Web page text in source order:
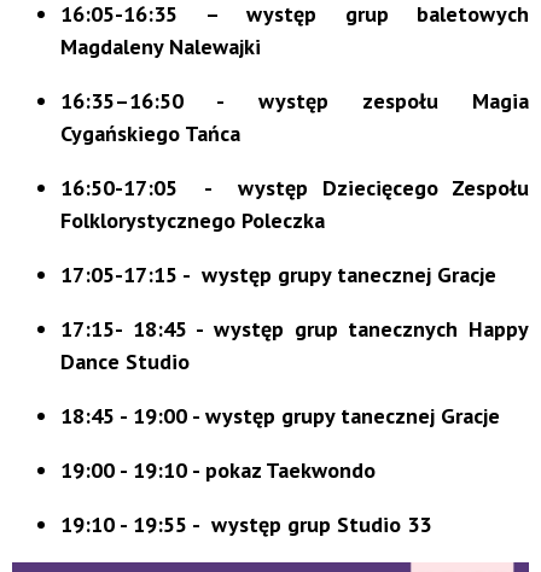
16:05-16:35 – występ grup baletowych
Magdaleny Nalewajki
16:35–16:50 - występ zespołu Magia
Cygańskiego Tańca
16:50-17:05 - występ Dziecięcego Zespołu
Folklorystycznego Poleczka
17:05-17:15 - występ grupy tanecznej Gracje
17:15- 18:45 - występ grup tanecznych Happy
Dance Studio
18:45 - 19:00 - występ grupy tanecznej Gracje
19:00 - 19:10 - pokaz Taekwondo
19:10 - 19:55 - występ grup Studio 33